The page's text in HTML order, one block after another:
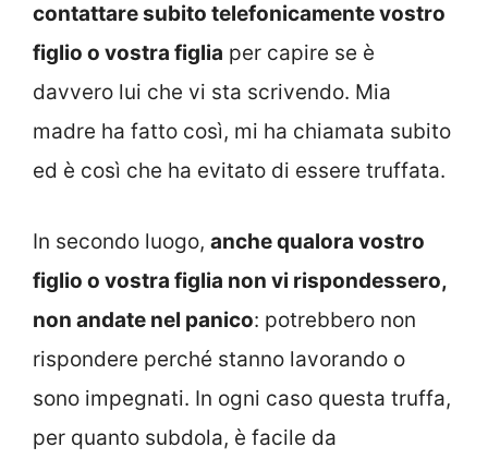
contattare subito telefonicamente vostro
figlio o vostra figlia per capire se è
davvero lui che vi sta scrivendo. Mia
madre ha fatto così, mi ha chiamata subito
ed è così che ha evitato di essere truffata.
In secondo luogo, anche qualora vostro
figlio o vostra figlia non vi rispondessero,
non andate nel panico: potrebbero non
rispondere perché stanno lavorando o
sono impegnati. In ogni caso questa truffa,
per quanto subdola, è facile da